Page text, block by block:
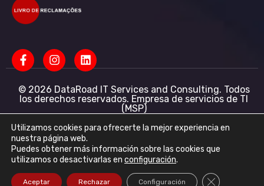
© 2026 DataRoad IT Services and Consulting. Todos
los derechos reservados. Empresa de servicios de TI
(MSP)
Servicios informáticos - Asistencia informática -
Redes informáticas para empresas - Soporte
informático empresarial
DataRoad IT Services and Consulting LDA NIF:
513368078 - CAE: 62201-R4 - Capital social: 50 001,00
€ - Registro Mercantil R.N.P.C.
Utilizamos cookies para ofrecerte la mejor experiencia en
nuestra página web.
Puedes obtener más información sobre las cookies que
utilizamos o desactivarlas en configuración.
Aceptar Rechazar Configuración Cerrar el